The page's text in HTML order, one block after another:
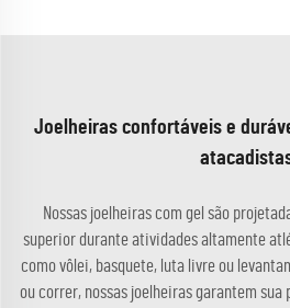
Joelheiras confortáveis e
Nossas joelheiras com gel são
superior durante atividades altamente
como vôlei, basquete, luta livre ou
ou correr, nossas joelheiras garantem sua